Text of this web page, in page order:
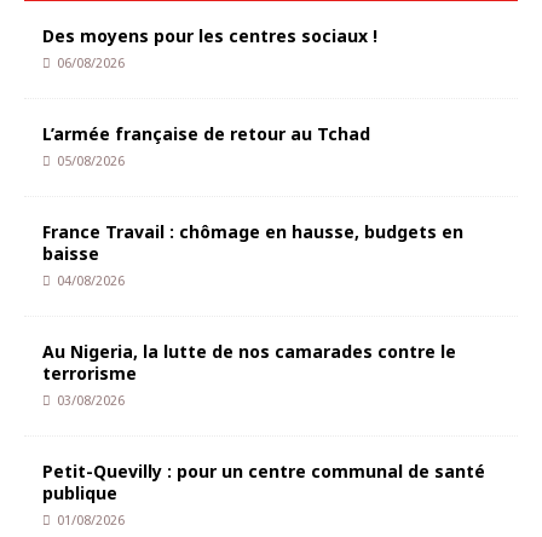
Des moyens pour les centres sociaux !
06/08/2026
L’armée française de retour au Tchad
05/08/2026
France Travail : chômage en hausse, budgets en
baisse
04/08/2026
Au Nigeria, la lutte de nos camarades contre le
terrorisme
03/08/2026
Petit-Quevilly : pour un centre communal de santé
publique
01/08/2026